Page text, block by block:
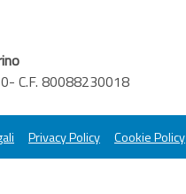
C.F. 80088230018
Privacy Policy Cookie Policy